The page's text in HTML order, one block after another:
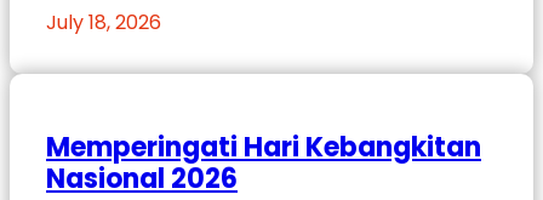
July 18, 2026
Memperingati Hari Kebangkitan
Nasional 2026